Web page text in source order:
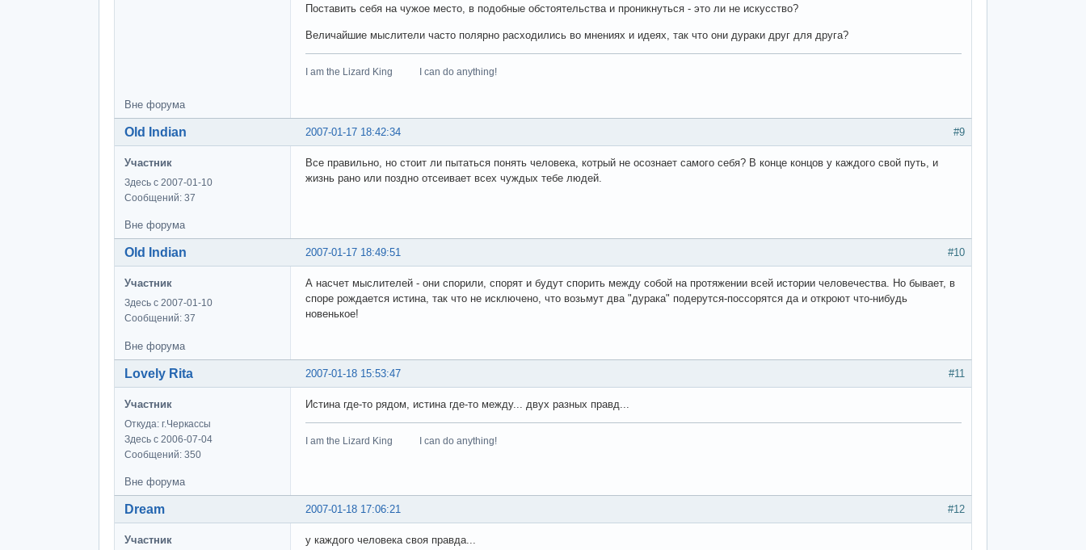
Поставить себя на чужое место, в подобные обстоятельства и проникнуться - это ли не искусство?
Величайшие мыслители часто полярно расходились во мнениях и идеях, так что они дураки друг для друга?
I am the Lizard King I can do anything!
Вне форума
#9
2007-01-17 18:42:34
Old Indian
Участник
Здесь с 2007-01-10
Сообщений: 37
Все правильно, но стоит ли пытаться понять человека, котрый не осознает самого себя? В конце концов у каждого свой путь, и
жизнь рано или поздно отсеивает всех чуждых тебе людей.
Вне форума
#10
2007-01-17 18:49:51
Old Indian
Участник
Здесь с 2007-01-10
Сообщений: 37
А насчет мыслителей - они спорили, спорят и будут спорить между собой на протяжении всей истории человечества. Но бывает, в
споре рождается истина, так что не исключено, что возьмут два "дурака" подерутся-поссорятся да и откроют что-нибудь
новенькое!
Вне форума
#11
2007-01-18 15:53:47
Lovely Rita
Участник
Откуда: г.Черкассы
Здесь с 2006-07-04
Сообщений: 350
Истина где-то рядом, истина где-то между... двух разных правд...
I am the Lizard King I can do anything!
Вне форума
#12
2007-01-18 17:06:21
Dream
Участник у каждого человека своя правда...